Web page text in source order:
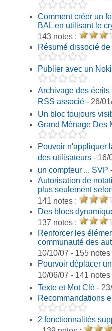
Comment créer un
BAL en utilisant le
143 notes :
Résumé dissocié
Publier avec un
Archivage des
RSS associé - 26/
Un bloc toujours
Grand Ménage Des
Pouvoir n'appliquer
des utilisateurs - 16/
un compteur ... SVP
Autorisation de
plus seulement
141 notes :
Des blocs
137 notes :
Renforcer les
communauté des
10/10/07 - 155 notes
Pourvoir déplacer
10/06/07 - 141 notes
Texte et Mot Clé -
Recommandations
2 fonctionnalités